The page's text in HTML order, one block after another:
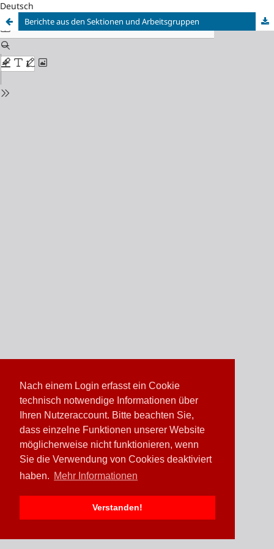
Nach einem Login erfasst ein Cookie
technisch notwendige Informationen über
Ihren Nutzeraccount. Bitte beachten Sie,
dass einzelne Funktionen unserer Website
möglicherweise nicht funktionieren, wenn
Sie die Verwendung von Cookies deaktiviert
haben. Mehr Informationen
Verstanden!
Deutsch
Berichte aus den Sektionen und Arbeitsgruppen